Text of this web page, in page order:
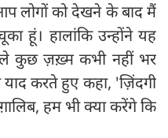
लोगों को देखने के बाद मैं
हूं। हालांकि उन्होंने यह
कुछ ज़ख़्म कभी नहीं भर
याद करते हुए कहा, 'ज़िंदगी
हम भी क्या करेंगे कि